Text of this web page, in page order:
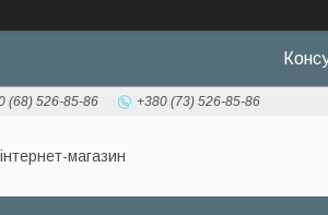
(68) 526-85-86 +380 (73) 526-85-86
магазин